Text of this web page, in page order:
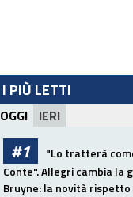
I PIÙ LETTI
OGGI IERI
#1
"Lo tratterà
Conte". Allegri cambia la
Bruyne: la novità